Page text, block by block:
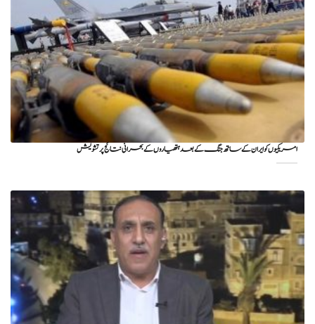
امریکیوں کو ایران کے ساتھ جنگ کے بعد ہتھیاروں کے بحرانی نتائج پر تشویش